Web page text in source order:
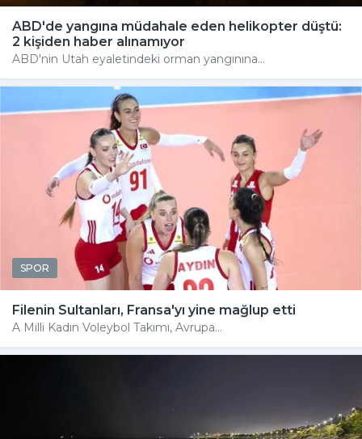
ABD'de yangına müdahale eden helikopter düştü:
2 kişiden haber alınamıyor
ABD'nin Utah eyaletindeki orman yangınına...
SPOR
Filenin Sultanları, Fransa'yı yine mağlup etti
A Milli Kadın Voleybol Takımı, Avrupa...